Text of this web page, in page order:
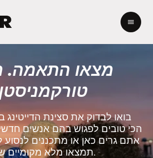
ת
ל
י
נ
ד
ר
מצאו התאמה.
בואו לבדוק את סצינת
הכי טובים לפגוש בהם אנשים
אתם גרים כאן או מתכננים לנסוע
תמצאו מלא מקומיים שנמצאים באזור.